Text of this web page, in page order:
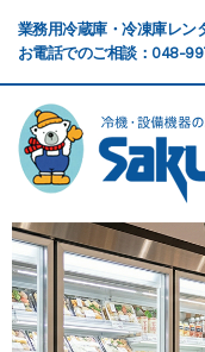
業務用冷蔵庫・冷
お電話でのご相談：048-